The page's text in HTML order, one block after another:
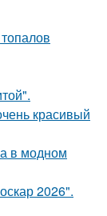
красивый
в модном
2026".